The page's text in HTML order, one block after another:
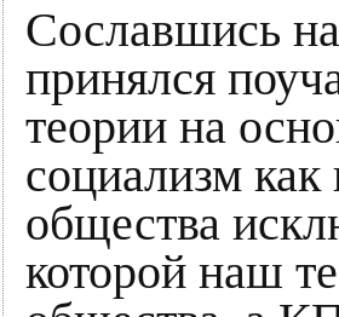
Сославшись
принялся
теории на
социализм как
общества
которой наш